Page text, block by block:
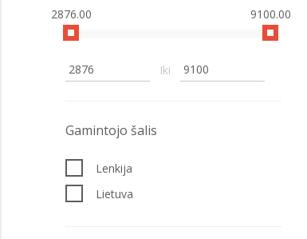
2876.00 9100.00
Iki
Gamintojo šalis
Lenkija
Lietuva